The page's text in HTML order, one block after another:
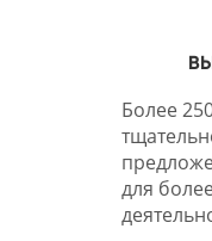
Более
для